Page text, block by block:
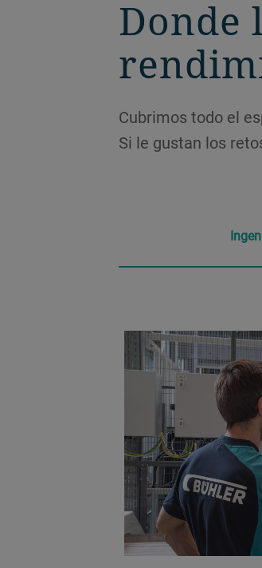
Donde
Cubrimos todo el
Si le gustan los